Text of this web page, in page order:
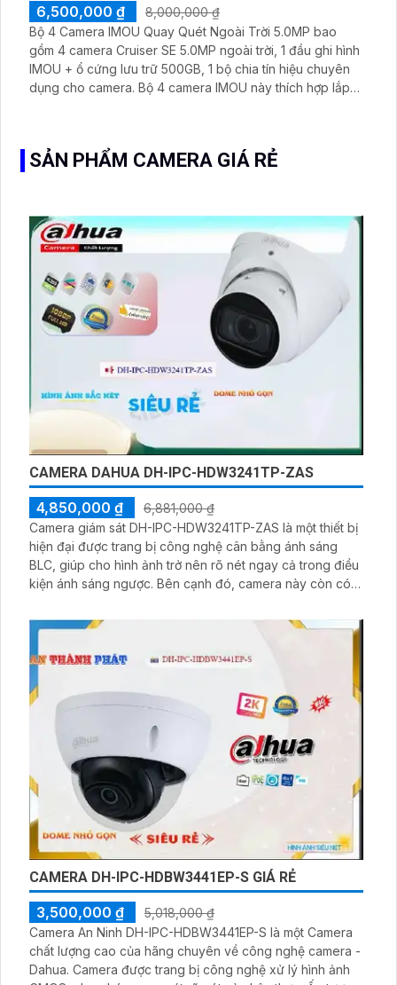
6,500,000 ₫
8,000,000 ₫
Bộ 4 Camera IMOU Quay Quét Ngoài Trời 5.0MP bao
gồm 4 camera Cruiser SE 5.0MP ngoài trời, 1 đầu ghi hình
IMOU + ổ cứng lưu trữ 500GB, 1 bộ chia tín hiệu chuyên
dụng cho camera. Bộ 4 camera IMOU này thích hợp lắp
SẢN PHẨM CAMERA GIÁ RẺ
CAMERA DAHUA DH-IPC-HDW3241TP-ZAS
4,850,000 ₫
6,881,000 ₫
Camera giám sát DH-IPC-HDW3241TP-ZAS là một thiết bị
hiện đại được trang bị công nghệ cân bằng ánh sáng
BLC, giúp cho hình ảnh trở nên rõ nét ngay cả trong điều
kiện ánh sáng ngược. Bên cạnh đó, camera này còn có
ngoại có tầm quan sát 30m. Camera cũng tích hợp công
tượng một cách chính xác
CAMERA DH-IPC-HDBW3441EP-S GIÁ RẺ
3,500,000 ₫
5,018,000 ₫
Camera An Ninh DH-IPC-HDBW3441EP-S là một Camera
chất lượng cao của hãng chuyên về công nghệ camera -
Dahua. Camera được trang bị công nghệ xử lý hình ảnh